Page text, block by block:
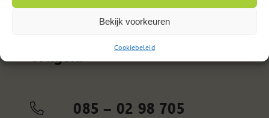
Bekijk voorkeuren
Cookiebeleid
085 – 02 98 705